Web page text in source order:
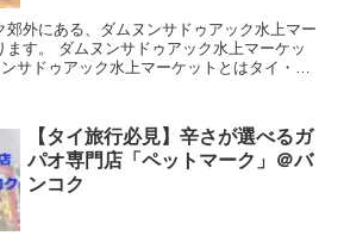
郊外にある、ダムヌンサドゥアック水上マー
ます。 ダムヌンサドゥアック水上マーケッ
サドゥアック水上マーケットとはタイ・バ
【タイ旅行必見】辛さが選べるガ
パオ専門店「ペットマーク」＠バ
ンコク